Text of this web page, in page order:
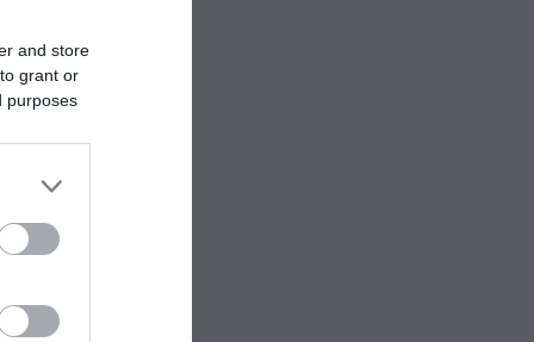
and store
grant or
purposes